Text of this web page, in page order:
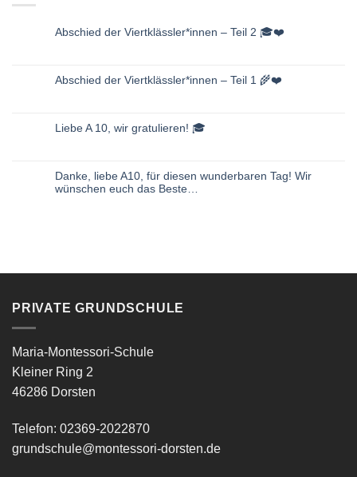
Abschied der Viertklässler*innen – Teil 2 🎓❤️
der
🎓
❤️
Abschied der Viertklässler*innen – Teil 1 🌾❤️
der
🌾
❤️
Liebe A 10, wir gratulieren! 🎓
A
10,
wir
Danke, liebe A10, für diesen wunderbaren Tag! Wir
wünschen euch das Beste…
wunderbaren
euch
PRIVATE GRUNDSCHULE
Maria-Montessori-Schule
Kleiner Ring 2
46286 Dorsten
Telefon: 02369-2022870
grundschule@montessori-dorsten.de